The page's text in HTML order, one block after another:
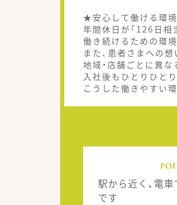
★安心して働ける環
年間休日が「126日相
働き続けるための環
また、患者さまへの想
地域・店舗ごとに異
入社後もひとりひと
こうした働きやすい
駅から近く、電
です